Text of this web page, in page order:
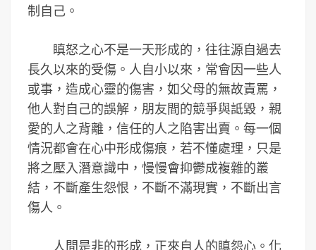
制自己。
瞋怒之心不是一天形成的，往往源自過去
長久以來的受傷。人自小以來，常會因一些人
或事，造成心靈的傷害，如父母的無故責罵，
他人對自己的誤解，朋友間的競爭與詆毀，親
愛的人之背離，信任的人之陷害出賣。每一個
情況都會在心中形成傷痕，若不懂處理，只是
將之壓入潛意識中，慢慢會抑鬱成複雜的叢
結，不斷產生怨恨，不斷不滿現實，不斷出言
傷人。
人間是非的形成，正來自人的瞋怨心。化